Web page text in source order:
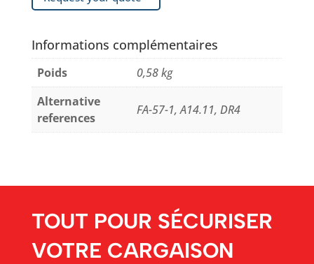
Informations complémentaires
Poids
0,58 kg
Alternative
references
FA-57-1, A14.11, DR4
TOUT POUR SÉCURISER
VOTRE CARGAISON